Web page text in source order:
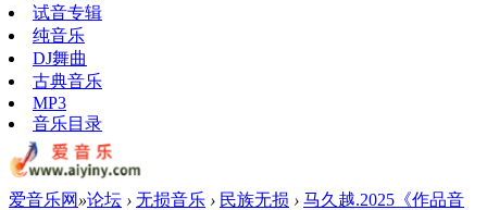
试音专辑
纯音乐
DJ舞曲
古典音乐
MP3
音乐目录
爱音乐网 »论坛 › 无损音乐 › 民族无损 › 马久越.2025《作品音